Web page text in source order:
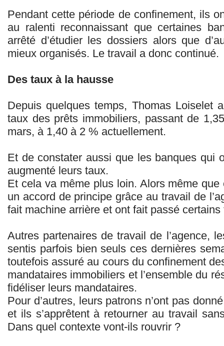
Pendant cette période de confinement, ils
au ralenti reconnaissant que certaines
arrêté d’étudier les dossiers alors que
mieux organisés. Le travail a donc continué.
Des taux à la hausse
Depuis quelques temps, Thomas Loiselet
taux des prêts immobiliers, passant de
mars, à 1,40 à 2 % actuellement.
Et de constater aussi que les banques qui
augmenté leurs taux.
Et cela va même plus loin. Alors même
un accord de principe grâce au travail de
fait machine arrière et ont fait passé
Autres partenaires de travail de l’agence,
sentis parfois bien seuls ces dernières
toutefois assuré au cours du confinement
mandataires immobiliers et l’ensemble du
fidéliser leurs mandataires.
Pour d’autres, leurs patrons n’ont pas
et ils s’apprêtent à retourner au travail
Dans quel contexte vont-ils rouvrir ?